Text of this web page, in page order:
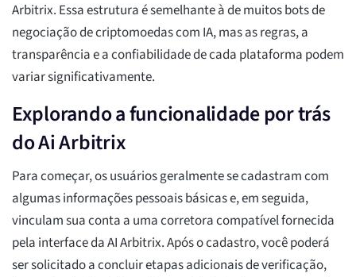
Arbitrix. Essa estrutura é semelhante à de muitos bots de
negociação de criptomoedas com IA, mas as regras, a
transparência e a confiabilidade de cada plataforma podem
variar significativamente.
Explorando a funcionalidade por trás
do Ai Arbitrix
Para começar, os usuários geralmente se cadastram com
algumas informações pessoais básicas e, em seguida,
vinculam sua conta a uma corretora compatível fornecida
pela interface da AI Arbitrix. Após o cadastro, você poderá
ser solicitado a concluir etapas adicionais de verificação,